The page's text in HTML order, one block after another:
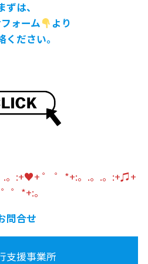
ずは、
ォーム
より
ください。
.。:+♥+ ゜ ゜*+:。.。.。:+♫+
゜*+:。
問合せ
支援事業所